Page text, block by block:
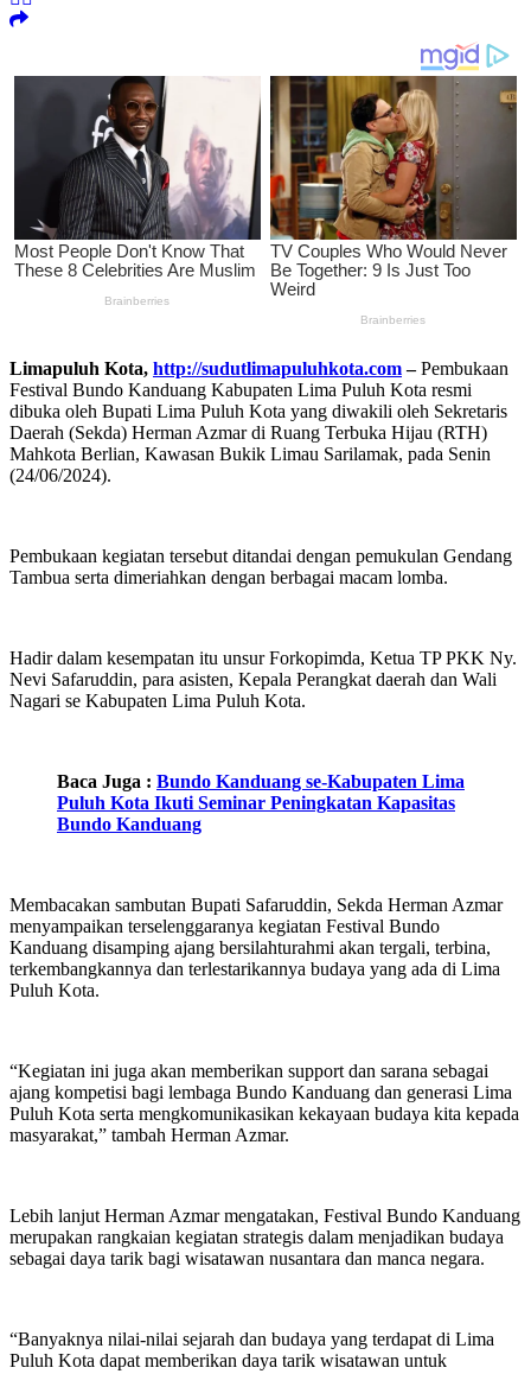
Limapuluh Kota, http://sudutlimapuluhkota.com–Pembukaan
Festival Bundo Kanduang Kabupaten Lima Puluh Kota resmi
dibuka oleh Bupati Lima Puluh Kota yang diwakili oleh Sekretaris
Daerah (Sekda) Herman Azmar di Ruang Terbuka Hijau (RTH)
Mahkota Berlian, Kawasan Bukik Limau Sarilamak, pada Senin
(24/06/2024).
Pembukaan kegiatan tersebut ditandai dengan pemukulan Gendang
Tambua serta dimeriahkan dengan berbagai macam lomba.
Hadir dalam kesempatan itu unsur Forkopimda, Ketua TP PKK Ny.
Nevi Safaruddin, para asisten, Kepala Perangkat daerah dan Wali
Nagari se Kabupaten Lima Puluh Kota.
Baca Juga : Bundo Kanduang se-Kabupaten Lima
Puluh Kota Ikuti Seminar Peningkatan Kapasitas
Bundo Kanduang
Membacakan sambutan Bupati Safaruddin, Sekda Herman Azmar
menyampaikan terselenggaranya kegiatan Festival Bundo
Kanduang disamping ajang bersilahturahmi akan tergali, terbina,
terkembangkannya dan terlestarikannya budaya yang ada di Lima
Puluh Kota.
“Kegiatan ini juga akan memberikan support dan sarana sebagai
ajang kompetisi bagi lembaga Bundo Kanduang dan generasi Lima
Puluh Kota serta mengkomunikasikan kekayaan budaya kita kepada
masyarakat,” tambah Herman Azmar.
Lebih lanjut Herman Azmar mengatakan, Festival Bundo Kanduang
merupakan rangkaian kegiatan strategis dalam menjadikan budaya
sebagai daya tarik bagi wisatawan nusantara dan manca negara.
“Banyaknya nilai-nilai sejarah dan budaya yang terdapat di Lima
Puluh Kota dapat memberikan daya tarik wisatawan untuk